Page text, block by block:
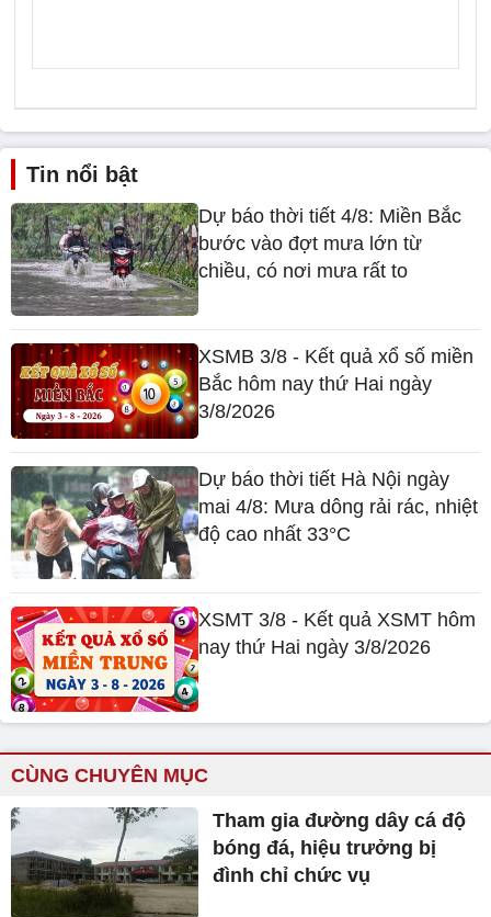
Tin nổi bật
Dự báo thời tiết 4/8: Miền Bắc
bước vào đợt mưa lớn từ
chiều, có nơi mưa rất to
XSMB 3/8 - Kết quả xổ số miền
Bắc hôm nay thứ Hai ngày
3/8/2026
Dự báo thời tiết Hà Nội ngày
mai 4/8: Mưa dông rải rác, nhiệt
độ cao nhất 33°C
XSMT 3/8 - Kết quả XSMT hôm
nay thứ Hai ngày 3/8/2026
CÙNG CHUYÊN MỤC
Tham gia đường dây cá độ
bóng đá, hiệu trưởng bị
đình chỉ chức vụ